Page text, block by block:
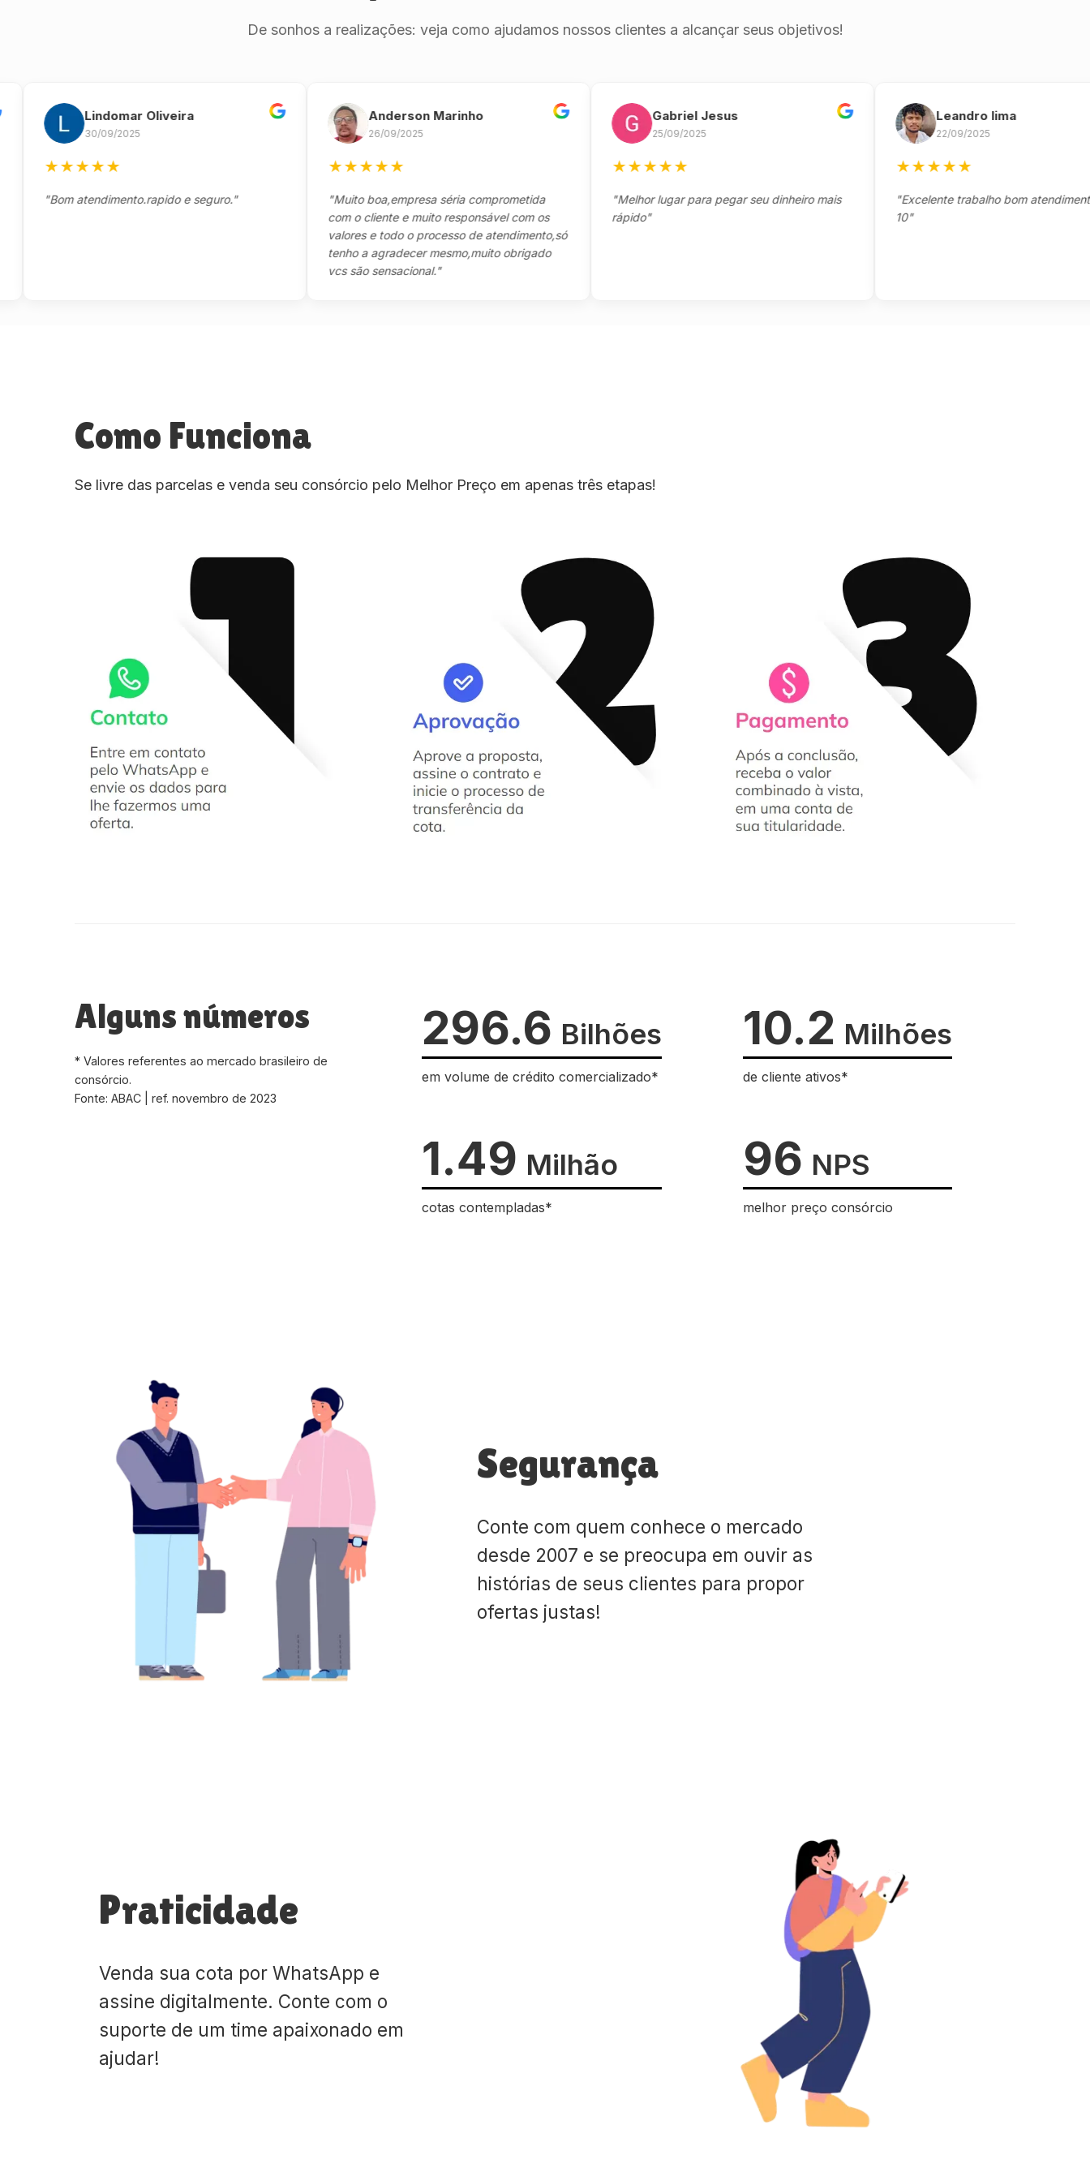
De sonhos a realizações: veja como ajudamos nossos clientes a alcançar seus objetivos!
Lindomar Oliveira
30/09/2025
★★★
"Bom atendimento.rapido e seguro."
Anderson Marinho
26/09/2025
★★★
"Muito boa,empresa séria comprometida
com o cliente e muito responsável com os
valores e todo o processo de atendimento,só
tenho a agradecer mesmo,muito obrigado
vcs são sensacional."
Gabriel Jesus
25/09/2025
★★★
"Melhor lugar para pegar seu dinheiro mais
rápido"
Leandro lima
22/09/2025
★★★
"Excelente trabalho bom atendimento
Como Funciona
Se livre das parcelas e venda seu consórcio pelo Melhor Preço em apenas três etapas!
Alguns números
* Valores referentes ao mercado brasileiro de
consórcio.
Fonte: ABAC | ref. novembro de 2023
296.6 Bilhões
em volume de crédito comercializado*
10.2 Milhões
de cliente ativos*
1.49 Milhão
cotas contempladas*
96 NPS
melhor preço consórcio
Segurança
Conte com quem conhece o mercado
desde 2007 e se preocupa em ouvir as
histórias de seus clientes para propor
ofertas justas!
Praticidade
Venda sua cota por WhatsApp e
assine digitalmente. Conte com o
suporte de um time apaixonado em
ajudar!